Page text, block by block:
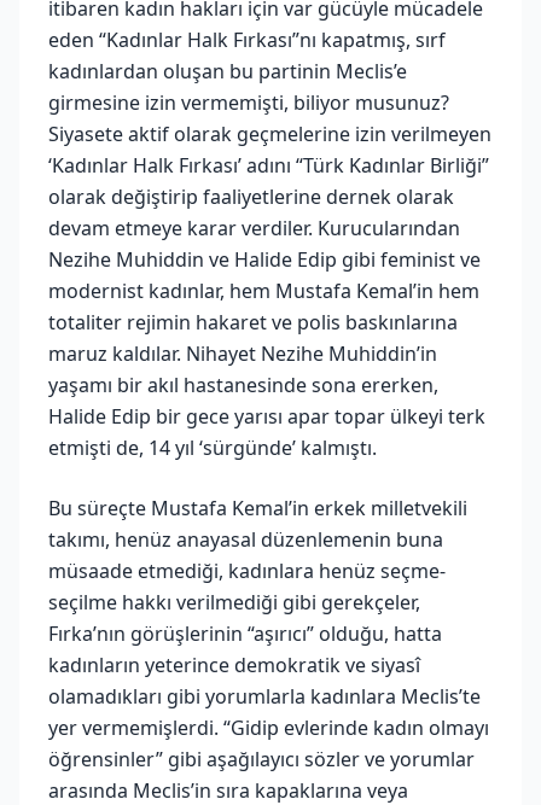
itibaren kadın hakları için var gücüyle mücadele
eden “Kadınlar Halk Fırkası”nı kapatmış, sırf
kadınlardan oluşan bu partinin Meclis’e
girmesine izin vermemişti, biliyor musunuz?
Siyasete aktif olarak geçmelerine izin verilmeyen
‘Kadınlar Halk Fırkası’ adını “Türk Kadınlar Birliği”
olarak değiştirip faaliyetlerine dernek olarak
devam etmeye karar verdiler. Kurucularından
Nezihe Muhiddin ve Halide Edip gibi feminist ve
modernist kadınlar, hem Mustafa Kemal’in hem
totaliter rejimin hakaret ve polis baskınlarına
maruz kaldılar. Nihayet Nezihe Muhiddin’in
yaşamı bir akıl hastanesinde sona ererken,
Halide Edip bir gece yarısı apar topar ülkeyi terk
etmişti de, 14 yıl ‘sürgünde’ kalmıştı.
Bu süreçte Mustafa Kemal’in erkek milletvekili
takımı, henüz anayasal düzenlemenin buna
müsaade etmediği, kadınlara henüz seçme-
seçilme hakkı verilmediği gibi gerekçeler,
Fırka’nın görüşlerinin “aşırıcı” olduğu, hatta
kadınların yeterince demokratik ve siyasî
olamadıkları gibi yorumlarla kadınlara Meclis’te
yer vermemişlerdi. “Gidip evlerinde kadın olmayı
öğrensinler” gibi aşağılayıcı sözler ve yorumlar
arasında Meclis’in sıra kapaklarına veya